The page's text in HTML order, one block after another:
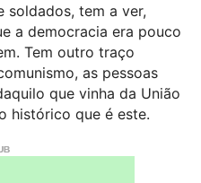
soldados, tem a ver,
a democracia era pouco
Tem outro traço
as pessoas
que vinha da União
histórico que é este.